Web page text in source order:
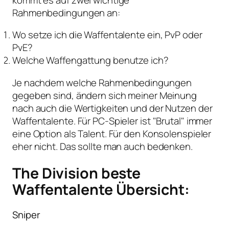
Rahmenbedingungen an:
Wo setze ich die Waffentalente ein, PvP oder
PvE?
Welche Waffengattung benutze ich?
Je nachdem welche Rahmenbedingungen
gegeben sind, ändern sich meiner Meinung
nach auch die Wertigkeiten und der Nutzen der
Waffentalente. Für PC-Spieler ist "Brutal" immer
eine Option als Talent. Für den Konsolenspieler
eher nicht. Das sollte man auch bedenken.
The Division beste
Waffentalente Übersicht:
Sniper